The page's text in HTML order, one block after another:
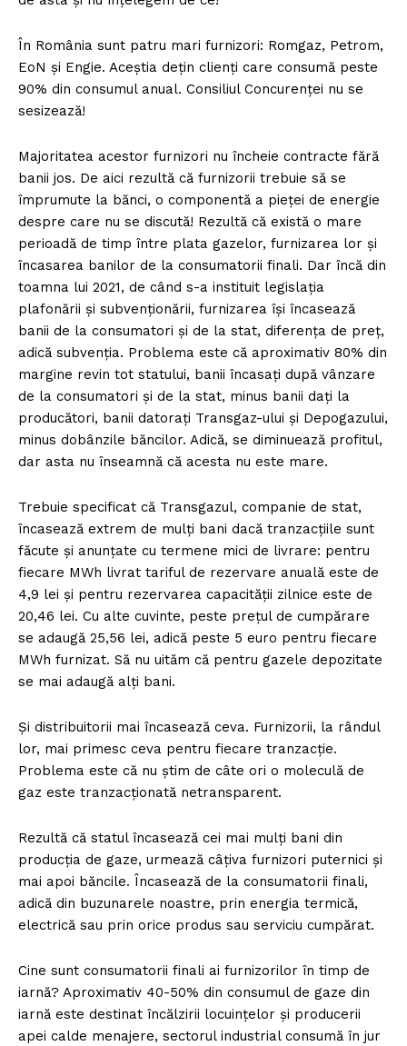
În România sunt patru mari furnizori: Romgaz, Petrom,
EoN și Engie. Aceștia dețin clienți care consumă peste
90% din consumul anual. Consiliul Concurenței nu se
sesizează!
Majoritatea acestor furnizori nu încheie contracte fără
banii jos. De aici rezultă că furnizorii trebuie să se
împrumute la bănci, o componentă a pieței de energie
despre care nu se discută! Rezultă că există o mare
perioadă de timp între plata gazelor, furnizarea lor și
încasarea banilor de la consumatorii finali. Dar încă din
toamna lui 2021, de când s-a instituit legislația
plafonării și subvenționării, furnizarea își încasează
banii de la consumatori și de la stat, diferența de preț,
adică subvenția. Problema este că aproximativ 80% din
margine revin tot statului, banii încasați după vânzare
de la consumatori și de la stat, minus banii dați la
producători, banii datorați Transgaz-ului și Depogazului,
minus dobânzile băncilor. Adică, se diminuează profitul,
dar asta nu înseamnă că acesta nu este mare.
Trebuie specificat că Transgazul, companie de stat,
încasează extrem de mulți bani dacă tranzacțiile sunt
făcute și anunțate cu termene mici de livrare: pentru
fiecare MWh livrat tariful de rezervare anuală este de
4,9 lei și pentru rezervarea capacității zilnice este de
20,46 lei. Cu alte cuvinte, peste prețul de cumpărare
se adaugă 25,56 lei, adică peste 5 euro pentru fiecare
MWh furnizat. Să nu uităm că pentru gazele depozitate
se mai adaugă alți bani.
Și distribuitorii mai încasează ceva. Furnizorii, la rândul
lor, mai primesc ceva pentru fiecare tranzacție.
Problema este că nu știm de câte ori o moleculă de
gaz este tranzacționată netransparent.
Rezultă că statul încasează cei mai mulți bani din
producția de gaze, urmează câțiva furnizori puternici și
mai apoi băncile. Încasează de la consumatorii finali,
adică din buzunarele noastre, prin energia termică,
electrică sau prin orice produs sau serviciu cumpărat.
Cine sunt consumatorii finali ai furnizorilor în timp de
iarnă? Aproximativ 40-50% din consumul de gaze din
iarnă este destinat încălzirii locuințelor și producerii
apei calde menajere, sectorul industrial consumă în jur